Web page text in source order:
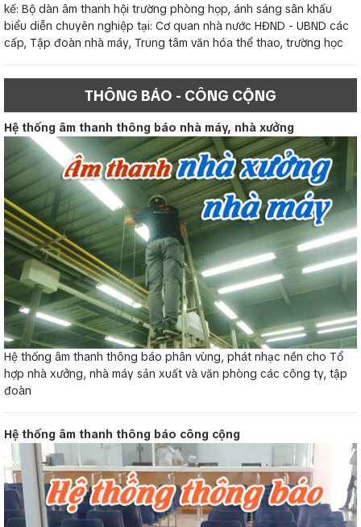
kế: Bộ dàn âm thanh hội trường phòng họp, ánh sáng sân khấu
biểu diễn chuyên nghiệp tại: Cơ quan nhà nước HĐND - UBND các
cấp, Tập đoàn nhà máy, Trung tâm văn hóa thể thao, trường học
THÔNG BÁO - CÔNG CỘNG
Hệ thống âm thanh thông báo nhà máy, nhà xưởng
Hệ thống âm thanh thông báo phân vùng, phát nhạc nền cho Tổ
hợp nhà xưởng, nhà máy sản xuất và văn phòng các công ty, tập
đoàn
Hệ thống âm thanh thông báo công cộng